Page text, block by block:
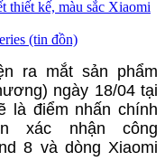
thiết kế, màu sắc Xiaomi
(tin đồn)
ra mắt sản phẩm
ngày 18/04 tại
là điểm nhấn chính
xác nhận công
8 và dòng Xiaomi